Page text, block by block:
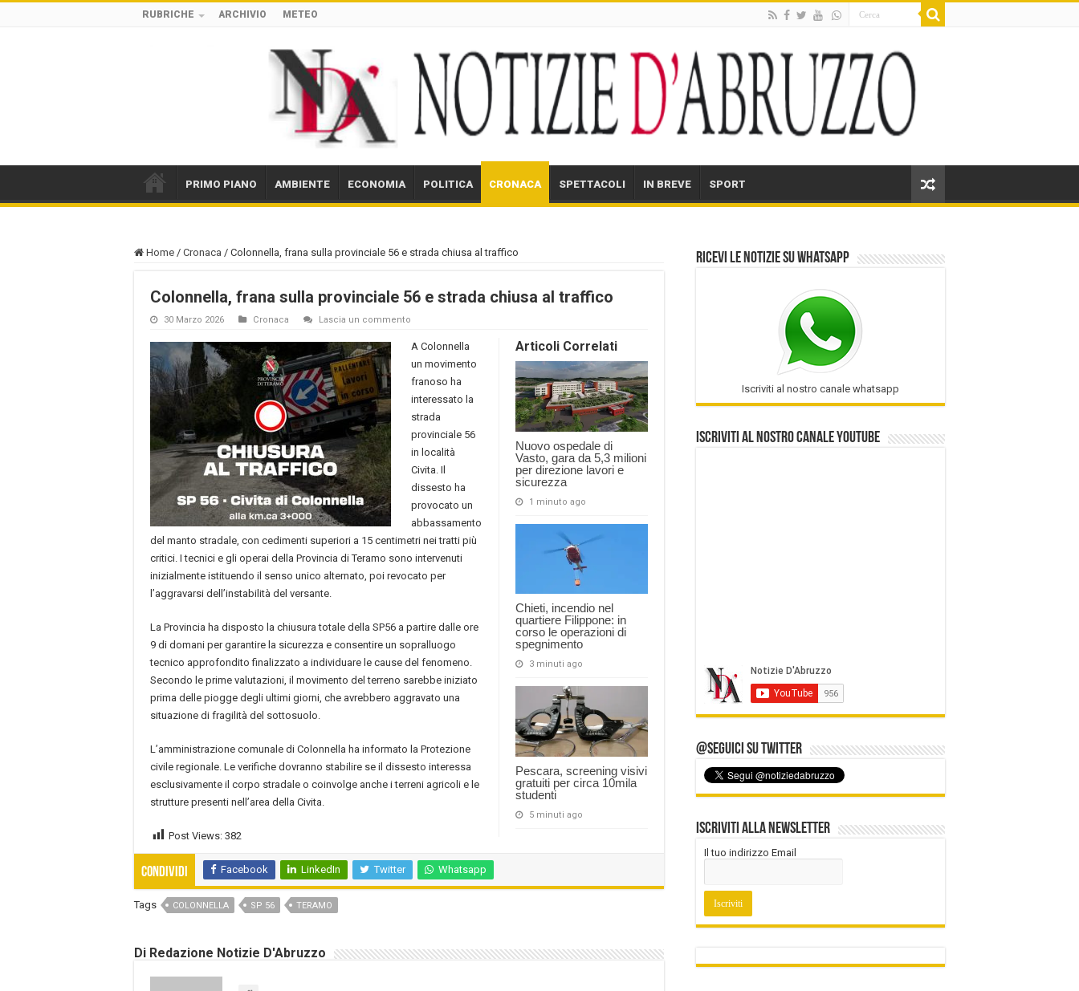
RUBRICHE ARCHIVIO METEO
PRIMO PIANO AMBIENTE ECONOMIA POLITICA CRONACA SPETTACOLI IN BREVE SPORT
Home / Cronaca / Colonnella, frana sulla provinciale 56 e strada chiusa al traffico
Colonnella, frana sulla provinciale 56 e strada chiusa al traffico
30 Marzo 2026 Cronaca Lascia un commento
Articoli Correlati
Nuovo ospedale di
Vasto, gara da 5,3 milioni
per direzione lavori e
sicurezza
1 minuto ago
Chieti, incendio nel
quartiere Filippone: in
corso le operazioni di
spegnimento
3 minuti ago
Pescara, screening visivi
gratuiti per circa 10mila
studenti
5 minuti ago
A Colonnella
un movimento
franoso ha
interessato la
strada
provinciale 56
in località
Civita. Il
dissesto ha
provocato un
abbassamento
del manto stradale, con cedimenti superiori a 15 centimetri nei tratti più
critici. I tecnici e gli operai della Provincia di Teramo sono intervenuti
inizialmente istituendo il senso unico alternato, poi revocato per
l’aggravarsi dell’instabilità del versante.
La Provincia ha disposto la chiusura totale della SP56 a partire dalle ore
9 di domani per garantire la sicurezza e consentire un sopralluogo
tecnico approfondito finalizzato a individuare le cause del fenomeno.
Secondo le prime valutazioni, il movimento del terreno sarebbe iniziato
prima delle piogge degli ultimi giorni, che avrebbero aggravato una
situazione di fragilità del sottosuolo.
L’amministrazione comunale di Colonnella ha informato la Protezione
civile regionale. Le verifiche dovranno stabilire se il dissesto interessa
esclusivamente il corpo stradale o coinvolge anche i terreni agricoli e le
strutture presenti nell’area della Civita.
Post Views: 382
Condividi Facebook LinkedIn Twitter Whatsapp
Tags COLONNELLA SP 56 TERAMO
Di Redazione Notizie D'Abruzzo
Ricevi le notizie su Whatsapp
Iscriviti al nostro canale whatsapp
Iscriviti al nostro Canale Youtube
@Seguici su Twitter
Iscriviti alla Newsletter
Il tuo indirizzo Email